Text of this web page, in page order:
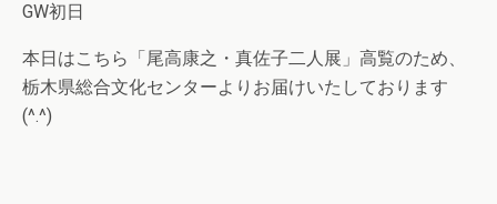
GW初日
本日はこちら「尾高康之・真佐子二人展」高覧のため、
栃木県総合文化センターよりお届けいたしております
(^.^)